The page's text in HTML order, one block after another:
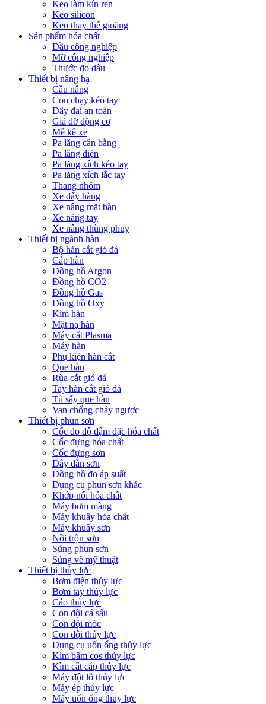
Keo làm kín ren
Keo silicon
Keo thay thế gioăng
Sản phẩm hóa chất
Dầu công nghiệp
Mỡ công nghiệp
Thước đo dầu
Thiết bị nâng hạ
Cầu nâng
Con chạy kéo tay
Dây đai an toàn
Giá đỡ động cơ
Mễ kê xe
Pa lăng cân bằng
Pa lăng điện
Pa lăng xích kéo tay
Pa lăng xích lắc tay
Thang nhôm
Xe đẩy hàng
Xe nâng mặt bàn
Xe nâng tay
Xe nâng thùng phuy
Thiết bị ngành hàn
Bộ hàn cắt gió đá
Cáp hàn
Đồng hồ Argon
Đồng hồ CO2
Đồng hồ Gas
Đồng hồ Oxy
Kìm hàn
Mặt nạ hàn
Máy cắt Plasma
Máy hàn
Phụ kiện hàn cắt
Que hàn
Rùa cắt gió đá
Tay hàn cắt gió đá
Tủ sấy que hàn
Van chống cháy ngược
Thiết bị phun sơn
Cốc đo độ đậm đặc hóa chất
Cốc đựng hóa chất
Cốc đựng sơn
Dây dẫn sơn
Đồng hồ đo áp suất
Dụng cụ phun sơn khác
Khớp nối hóa chất
Máy bơm màng
Máy khuấy hóa chất
Máy khuấy sơn
Nồi trộn sơn
Súng phun sơn
Súng vẽ mỹ thuật
Thiết bị thủy lực
Bơm điện thủy lực
Bơm tay thủy lực
Cảo thủy lực
Con đội cá sấu
Con đội móc
Con đội thủy lực
Dụng cụ uốn ống thủy lực
Kìm bấm cos thủy lực
Kìm cắt cáp thủy lực
Máy đột lỗ thủy lực
Máy ép thủy lực
Máy uốn ống thủy lực